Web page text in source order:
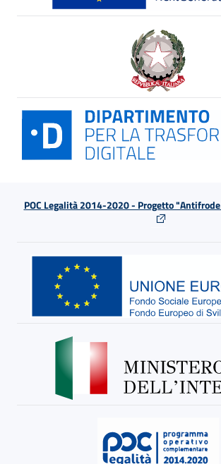
POC Legalità 2014-2020 - Progetto